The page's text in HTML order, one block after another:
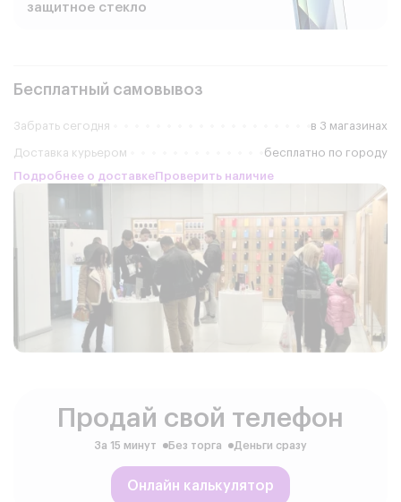
защитное стекло
Бесплатный самовывоз
Забрать сегодня в 3 магазинах
Доставка курьером
бесплатно по городу
Подробнее о доставкеПроверить наличие
Продай свой телефон
За 15 минут Без торга Деньги сразу
Онлайн калькулятор